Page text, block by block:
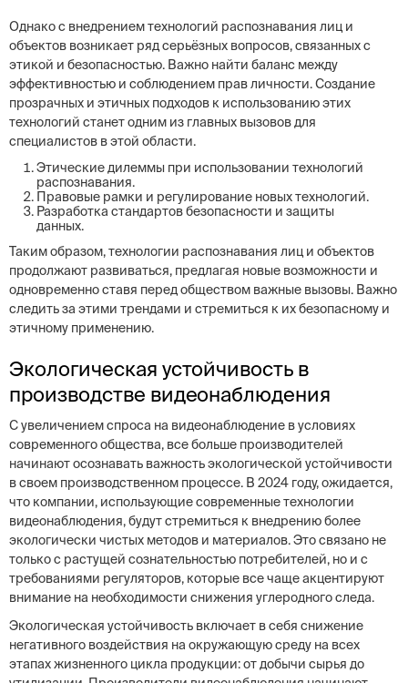
Однако с внедрением технологий распознавания лиц и
объектов возникает ряд серьёзных вопросов, связанных с
этикой и безопасностью. Важно найти баланс между
эффективностью и соблюдением прав личности. Создание
прозрачных и этичных подходов к использованию этих
технологий станет одним из главных вызовов для
специалистов в этой области.
Этические дилеммы при использовании технологий
распознавания.
Правовые рамки и регулирование новых технологий.
Разработка стандартов безопасности и защиты
данных.
Таким образом, технологии распознавания лиц и объектов
продолжают развиваться, предлагая новые возможности и
одновременно ставя перед обществом важные вызовы. Важно
следить за этими трендами и стремиться к их безопасному и
этичному применению.
Экологическая устойчивость в
производстве видеонаблюдения
С увеличением спроса на видеонаблюдение в условиях
современного общества, все больше производителей
начинают осознавать важность экологической устойчивости
в своем производственном процессе. В 2024 году, ожидается,
что компании, использующие современные технологии
видеонаблюдения, будут стремиться к внедрению более
экологически чистых методов и материалов. Это связано не
только с растущей сознательностью потребителей, но и с
требованиями регуляторов, которые все чаще акцентируют
внимание на необходимости снижения углеродного следа.
Экологическая устойчивость включает в себя снижение
негативного воздействия на окружающую среду на всех
этапах жизненного цикла продукции: от добычи сырья до